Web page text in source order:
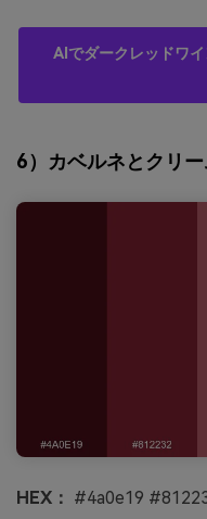
AIでダークレッドワ
6）カベルネとクリー
HEX： #4a0e19